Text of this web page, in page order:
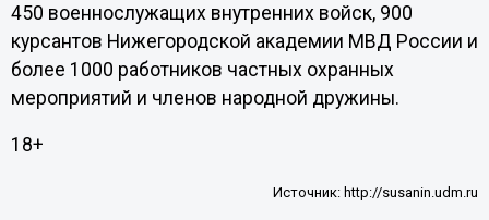
450 военнослужащих внутренних войск, 900
курсантов Нижегородской академии МВД России и
более 1000 работников частных охранных
мероприятий и членов народной дружины.
18+
Источник: http://susanin.udm.ru